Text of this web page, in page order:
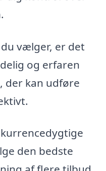
vælger, er det
og erfaren
kan udføre
den bedste